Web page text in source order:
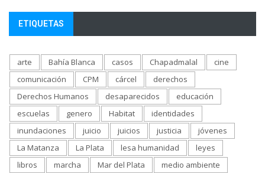
ETIQUETAS
arte Bahía Blanca casos Chapadmalal
cine
comunicación
CPM cárcel
derechos
Derechos Humanos
desaparecidos
educación
escuelas
genero Habitat
identidades
inundaciones
juicio juicios justicia
jóvenes
La Matanza
La Plata lesa humanidad
leyes
libros
marcha Mar del Plata
medio ambiente